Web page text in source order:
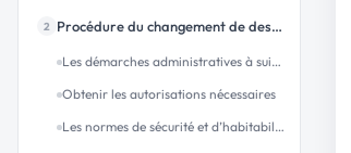
2 Procédure du changement de destination
Les démarches administratives à suivre
Obtenir les autorisations nécessaires
Les normes de sécurité et d’habitabilité à respecter